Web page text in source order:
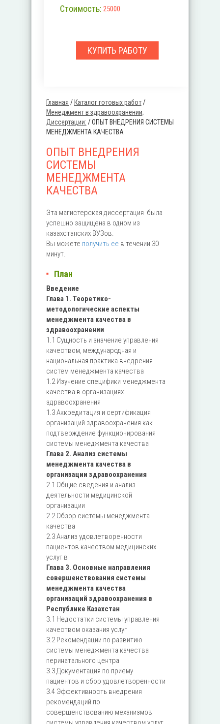
Вы здесь
Главная / Каталог готовых работ/
Менеджмент в здравоохранении,
Диссертации: /ОПЫТ ВНЕДРЕНИЯ СИСТЕМЫ
МЕНЕДЖМЕНТА КАЧЕСТВА
ОПЫТ ВНЕДРЕНИЯ
СИСТЕМЫ
МЕНЕДЖМЕНТА
КАЧЕСТВА
Эта магистерская диссертация была
успешно защищена в одном из
казахстанских ВУЗов.
Вы можете получить ее в течении 30
минут.
План
Введение
Глава 1. Теоретико-
методологические аспекты
менеджмента качества в
здравоохранении
1.1 Сущность и значение управления
качеством, международная и
национальная практика внедрения
систем менеджмента качества
1.2 Изучение специфики менеджмента
качества в организациях
здравоохранения
1.3 Аккредитация и сертификация
организаций здравоохранения как
подтверждение функционирования
системы менеджмента качества
Глава 2. Анализ системы
менеджмента качества в
организации здравоохранения
2.1 Общие сведения и анализ
деятельности медицинской
организации
2.2 Обзор системы менеджмента
качества
2.3 Анализ удовлетворенности
пациентов качеством медицинских
услуг в
Глава 3. Основные направления
совершенствования системы
менеджмента качества
организаций здравоохранения в
Республике Казахстан
3.1 Недостатки системы управления
качеством оказания услуг
3.2 Рекомендации по развитию
системы менеджмента качества
перинатального центра
3.3 Документация по приему
пациентов и сбор удовлетворенности
3.4 Эффективность внедрения
рекомендаций по
совершенствованию механизмов
Стоимость: 25000
КУПИТЬ РАБОТУ